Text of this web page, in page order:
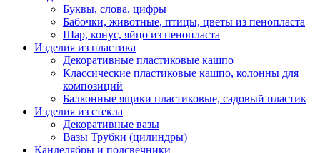
Буквы, слова, цифры
Бабочки, животные, птицы, цветы из пенопласта
Шар, конус, яйцо из пенопласта
Изделия из пластика
Декоративные пластиковые кашпо
Классические пластиковые кашпо, колонны для
композиций
Балконные ящики пластиковые, садовый пластик
Изделия из стекла
Декоративные вазы
Вазы Трубки (цилиндры)
Канделябры и подсвечники